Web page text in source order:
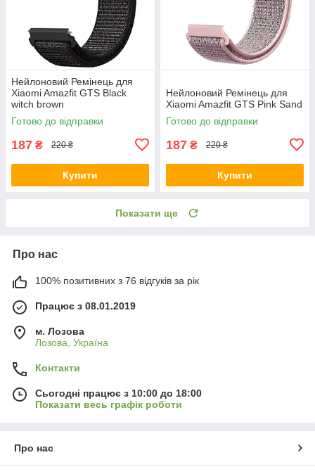
Нейлоновий Ремінець для
Xiaomi Amazfit GTS Black
witch brown
Готово до відправки
187 ₴ 220 ₴
Купити
Нейлоновий Ремінець для
Xiaomi Amazfit GTS Pink Sand
Готово до відправки
187 ₴ 220 ₴
Купити
Показати ще
Про нас
100% позитивних з 76 відгуків за рік
Працює з 08.01.2019
м. Лозова
Лозова, Україна
Контакти
Сьогодні працює з 10:00 до 18:00
Показати весь графік роботи
Про нас